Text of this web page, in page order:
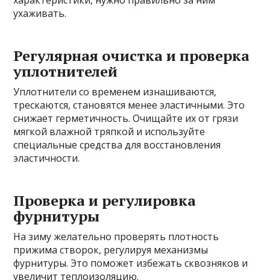
ухаживать.
Регулярная очистка и проверка
уплотнителей
Уплотнители со временем изнашиваются,
трескаются, становятся менее эластичными. Это
снижает герметичность. Очищайте их от грязи
мягкой влажной тряпкой и используйте
специальные средства для восстановления
эластичности.
Проверка и регулировка
фурнитуры
На зиму желательно проверять плотность
прижима створок, регулируя механизмы
фурнитуры. Это поможет избежать сквозняков и
увеличит теплоизоляцию.